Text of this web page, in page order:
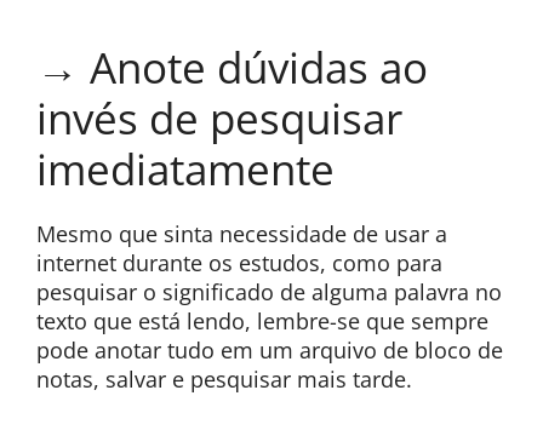
→ Anote dúvidas ao
invés de pesquisar
imediatamente
Mesmo que sinta necessidade de usar a
internet durante os estudos, como para
pesquisar o significado de alguma palavra no
texto que está lendo, lembre-se que sempre
pode anotar tudo em um arquivo de bloco de
notas, salvar e pesquisar mais tarde.